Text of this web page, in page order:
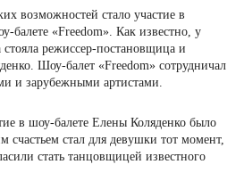
возможностей стало участие в
балете «Freedom». Как известно, у
стояла режиссер-постановщица и
Шоу-балет «Freedom» сотрудничал
и зарубежными артистами.
в шоу-балете Елены Коляденко было
счастьем стал для девушки тот момент,
стать танцовщицей известного